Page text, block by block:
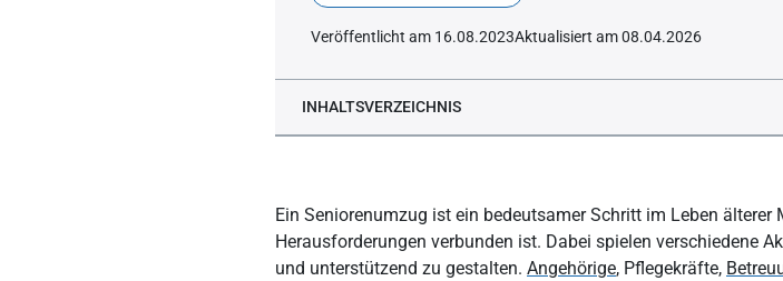
Veröffentlicht am 16.08.2023Aktualisiert am 08.04.2026
INHALTSVERZEICHNIS
Ein Seniorenumzug ist ein bedeutsamer Schritt im Leben älterer
Herausforderungen verbunden ist. Dabei spielen verschiedene
und unterstützend zu gestalten. Angehörige, Pflegekräfte,